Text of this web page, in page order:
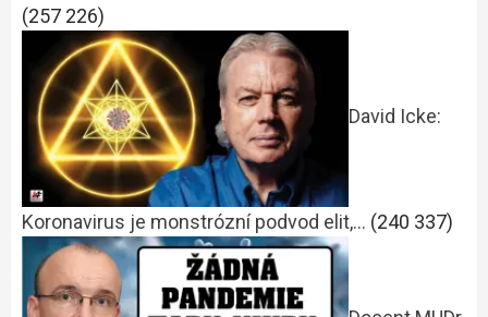
(257 226)
David Icke:
Koronavirus je monstrózní podvod elit,… (240 337)